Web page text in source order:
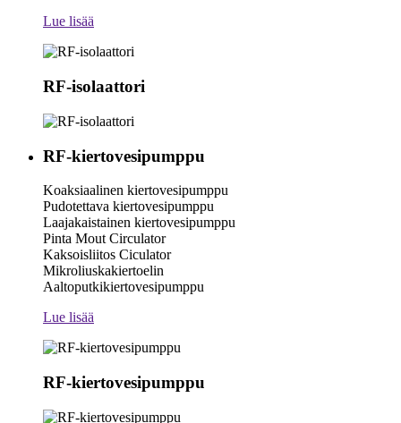
Lue lisää
RF-isolaattori
RF-kiertovesipumppu
Koaksiaalinen kiertovesipumppu
Pudotettava kiertovesipumppu
Laajakaistainen kiertovesipumppu
Pinta Mout Circulator
Kaksoisliitos Ciculator
Mikroliuskakiertoelin
Aaltoputkikiertovesipumppu
Lue lisää
RF-kiertovesipumppu